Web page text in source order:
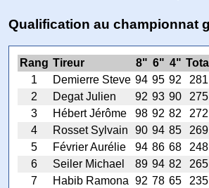
Qualification au championnat
Rang Tireur 8" 6" 4" Total
1
Demierre Steve 94 95 92 281
2
Degat Julien 92 93 90 275
3
Hébert Jérôme 98 92 82 272
4
Rosset Sylvain 90 94 85 269
5
Février Aurélie 94 86 68 248
6
Seiler Michael 89 94 82 265
7
Habib Ramona 92 78 65 235